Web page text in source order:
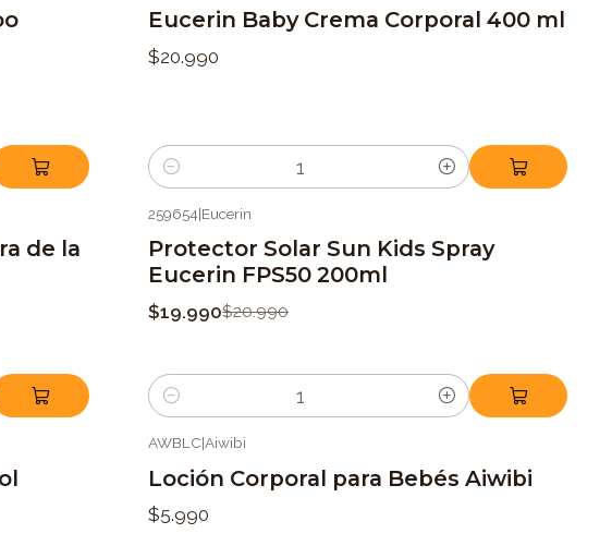
Eucerin Baby Crema Corporal 400 ml
$20.990
Cantidad
de la
259654|Eucerin
Protector Solar Sun Kids Spray
Eucerin FPS50 200ml
$19.990$20.990
Cantidad
AWBLC|Aiwibi
Loción Corporal para Bebés Aiwibi
$5.990